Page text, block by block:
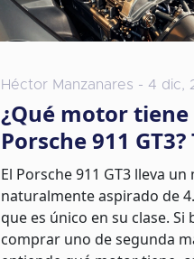
Héctor Manzanares - 4 dic,
¿Qué motor tiene
Porsche 911 GT3?
que necesitas
antes de
segunda mano
El Porsche 911 GT3 lleva
naturalmente aspirado de
que es único en su clase. Si
comprar uno de segunda